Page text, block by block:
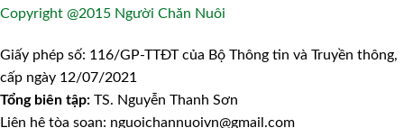
Copyright @2015 Người Chăn Nuôi
Giấy phép số: 116/GP-TTĐT của Bộ Thông tin và Truyền thông,
cấp ngày 12/07/2021
Tổng biên tập: TS. Nguyễn Thanh Sơn
Liên hệ tòa soạn: nguoichannuoivn@gmail.com